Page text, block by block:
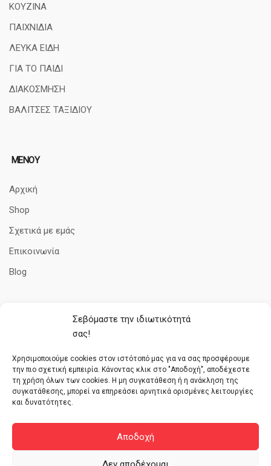
Σεβόμαστε την ιδιωτικότητά
σας!
Χρησιμοποιούμε cookies στον ιστότοπό μας για να σας προσφέρουμε
την πιο σχετική εμπειρία. Κάνοντας κλικ στο "Αποδοχή", αποδέχεστε
τη χρήση όλων των cookies. Η μη συγκατάθεση ή η ανάκληση της
συγκατάθεσης, μπορεί να επηρεάσει αρνητικά ορισμένες λειτουργίες
και δυνατότητες.
Αποδοχή
ΚΟΥΖΙΝΑ
ΠΑΙΧΝΙΔΙΑ
ΛΕΥΚΑ ΕΙΔΗ
ΓΙΑ ΤΟ ΠΑΙΔΙ
ΔΙΑΚΟΣΜΗΣΗ
ΒΑΛΙΤΣΕΣ ΤΑΞΙΔΙΟΥ
ΜΕΝΟΥ
Αρχική
Shop
Σχετικά με εμάς
Επικοινωνία
Blog
Πολιτική cookies
Τρόποι Πληρωμής
Επιστροφές – Αλλαγές – Ακυρώσεις